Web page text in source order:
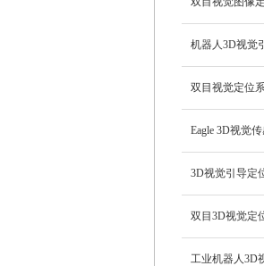
机器人3D视觉
双目视觉定位
Eagle 3D视觉
3D视觉引导定
双目3D视觉定
工业机器人3D